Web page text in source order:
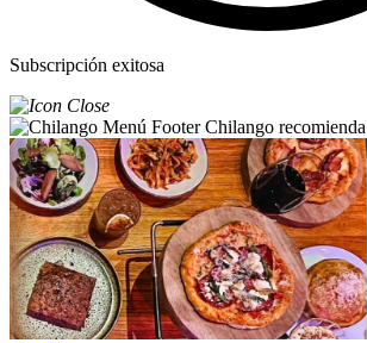
Subscripción exitosa
Chilango recomienda